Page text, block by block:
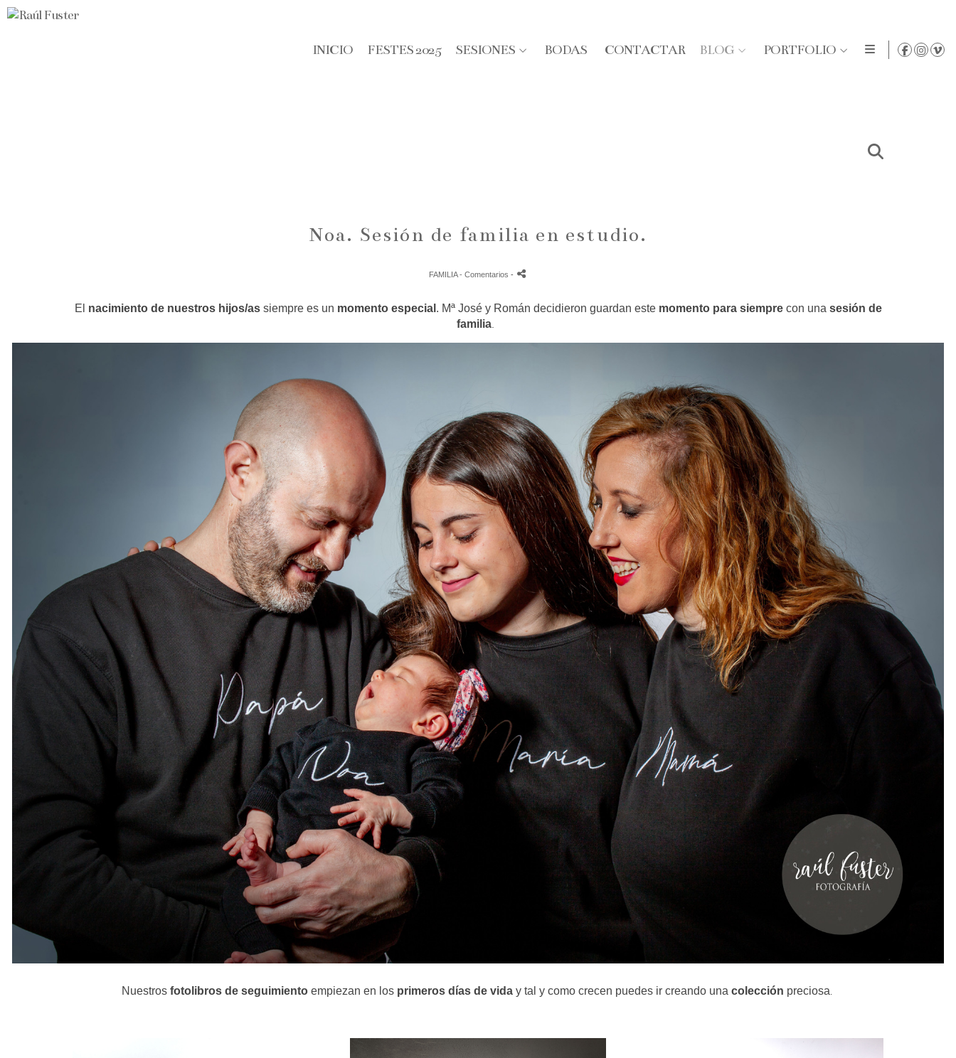
INICIO FESTES 2025 SESIONES BODAS CONTACTAR BLOG PORTFOLIO
Noa. Sesión de familia en estudio.
FAMILIA- Comentarios -
El nacimiento de nuestros hijos/assiempre es un momento especial . Mª José y Román decidieron guardan este momento para siemprecon una sesión de
familia.
N uestros fotolibros de seguimiento empiezan en los primeros días de vida y tal y como crecen puedes ir creando una colección preciosa.